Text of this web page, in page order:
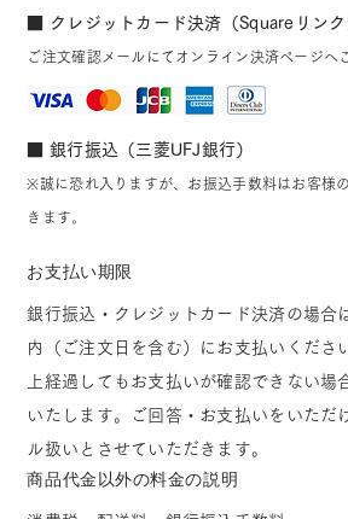
■ クレジットカード決済（Squareリンク
ご注文確認メールにてオンライン決済ページへ
■ 銀行振込（三菱UFJ銀行）
※誠に恐れ入りますが、お振込手数料はお客様
きます。
お支払い期限
銀行振込・クレジットカード決済の場合
内（ご注文日を含む）にお支払いくださ
上経過してもお支払いが確認できない場
いたします。ご回答・お支払いをいただ
ル扱いとさせていただきます。
商品代金以外の料金の説明